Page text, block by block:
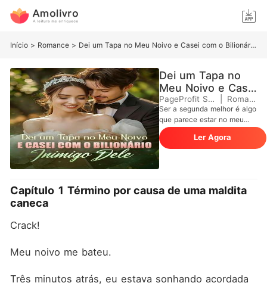
Início > Romance > Dei um Tapa no Meu Noivo e Casei com o Bilionário Inimigo Dele
Dei um Tapa no
Meu Noivo e Casei
com o Bilionário
Inimigo Dele
PageProfit Studio Romance
Ser a segunda melhor é algo
que parece estar no meu
DNA. Minha irmã sempre foi
a que recebeu o amor, a
atenção, o destaque. E
agora, até mesmo o maldito
Rhys Granger era meu noivo
agora - bilionário,
importava. Eu tinha uma
Ler Agora
Capítulo 1 Término por causa de uma maldita
caneca
Crack!
Meu noivo me bateu.
Três minutos atrás, eu estava sonhando acordada